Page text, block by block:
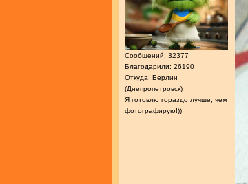
Сообщений: 32377
Благодарили: 26190
Откуда: Берлин
(Днепропетровск)
Я готовлю гораздо лучше, чем
фотографирую!))